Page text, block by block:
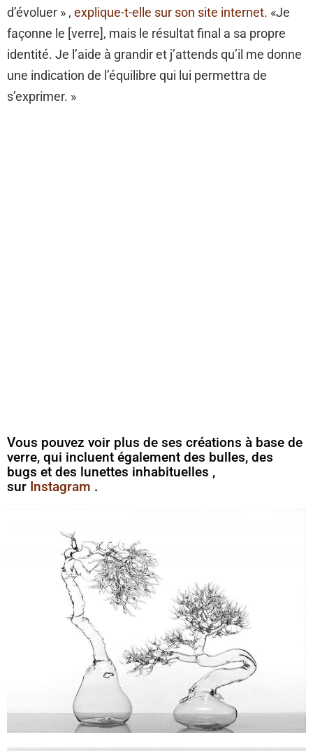
d’évoluer » , explique-t-elle sur son site internet. «Je
façonne le [verre], mais le résultat final a sa propre
identité. Je l’aide à grandir et j’attends qu’il me donne
une indication de l’équilibre qui lui permettra de
s’exprimer. »
Vous pouvez voir plus de ses créations à base de
verre, qui incluent également des bulles, des
bugs et des lunettes inhabituelles ,
sur Instagram .